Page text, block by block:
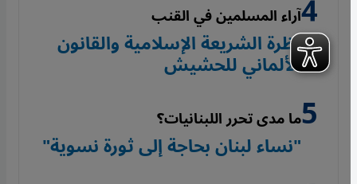
آراء المسلمين في القنب
نظرة الشريعة الإسلامية والقانون
الألماني للحشيش
ما مدى تحرر اللبنانيات؟
"نساء لبنان بحاجة إلى ثورة نسوية"